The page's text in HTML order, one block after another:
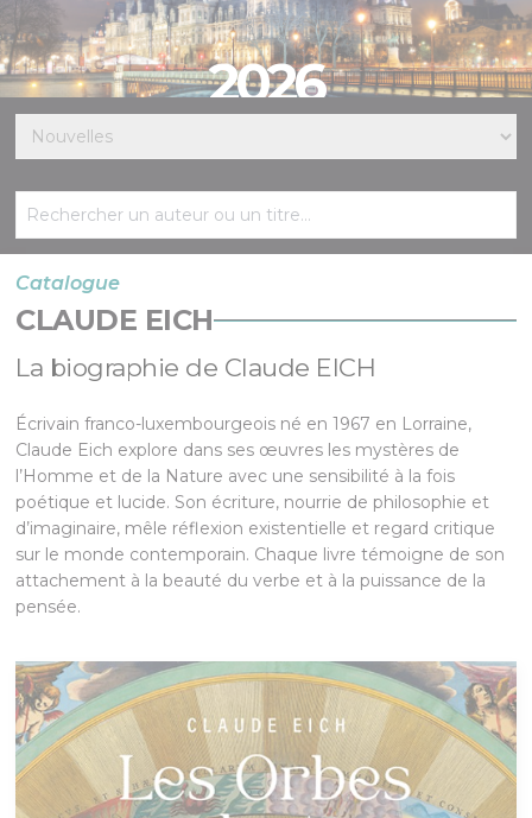
2026
Catalogue
CLAUDE EICH
La biographie de Claude EICH
Écrivain franco-luxembourgeois né en 1967 en Lorraine,
Claude Eich explore dans ses œuvres les mystères de
l’Homme et de la Nature avec une sensibilité à la fois
poétique et lucide. Son écriture, nourrie de philosophie et
d’imaginaire, mêle réflexion existentielle et regard critique
sur le monde contemporain. Chaque livre témoigne de son
attachement à la beauté du verbe et à la puissance de la
pensée.